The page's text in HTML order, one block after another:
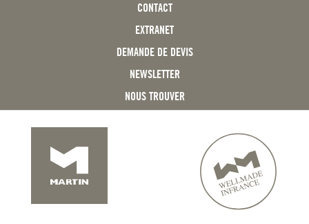
CONTACT
EXTRANET
DEMANDE DE DEVIS
NEWSLETTER
NOUS TROUVER